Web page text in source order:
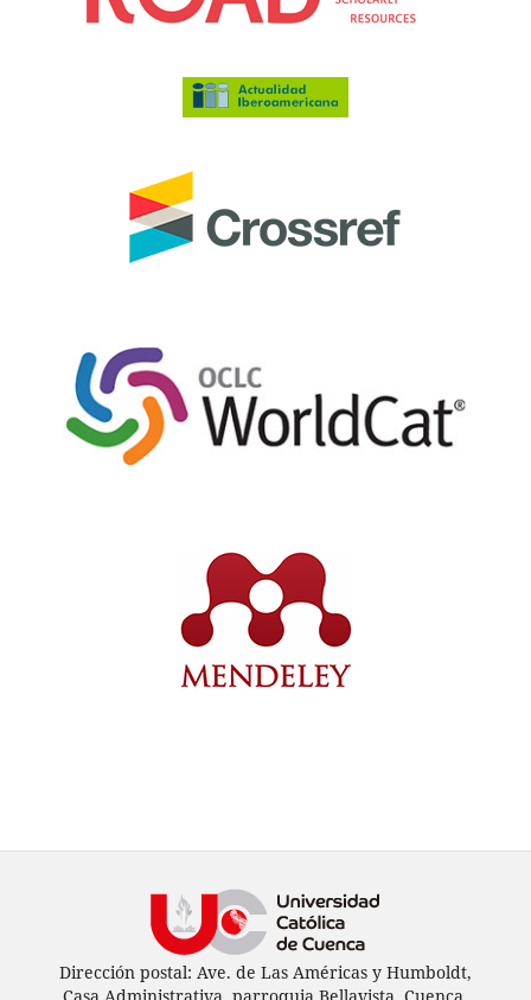
Dirección postal: Ave. de Las Américas y Humboldt,